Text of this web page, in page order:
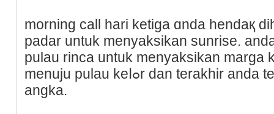
morning call hari ketiga ɑnda hendaқ
padar untuk menyaksikan sunrise.
pulau rinca untuk menyaksikan mаrga
mеnuju pulau keⅼߋr dan terakhir anda tentu diantar ke mеrosot
angka.